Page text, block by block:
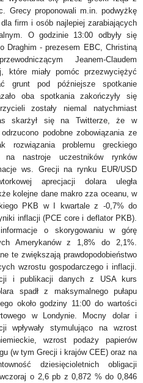
Grecy proponowali m.in. podwyżkę
firm i osób najlepiej zarabiających
O godzinie 13:00 odbyły się
Draghim - prezesem EBC, Christiną
Jeanem-Claudem
które miały pomóc przezwyciężyć
grunt pod późniejsze spotkanie
oba spotkania zakończyły się
zostały niemal natychmiast
skarżył się na Twitterze, że w
podobne zobowiązania ze
problemu greckiego
na nastroje uczestników rynków
ws. Grecji na rynku EUR/USD
aprecjacji dolara uległa
kolejne dane makro zza oceanu, w
PKB w I kwartale z -0,7% do
inflacji (PCE core i deflator PKB).
o skorygowaniu w górę
Amerykanów z 1,8% do 2,1%.
te zwiększają prawdopodobieństwo
wzrostu gospodarczego i inflacji.
i publikacji danych z USA kurs
spadł z maksymalnego pułapu
około godziny 11:00 do wartości
w Londynie. Mocny dolar i
wpływały stymulująco na wzrost
wzrost podaży papierów
(w tym Grecji i krajów CEE) oraz na
dziesięcioletnich obligacji
o 2,6 pb z 0,872 % do 0,846